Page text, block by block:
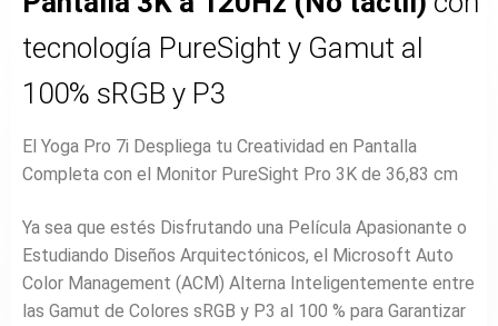
tecnología PureSight y Gamut al
100% sRGB y P3
El Yoga Pro 7i Despliega tu Creatividad en Pantalla
Completa con el Monitor PureSight Pro 3K de 36,83 cm
Ya sea que estés Disfrutando una Película Apasionante o
Estudiando Diseños Arquitectónicos, el Microsoft Auto
Color Management (ACM) Alterna Inteligentemente entre
las Gamut de Colores sRGB y P3 al 100 % para Garantizar